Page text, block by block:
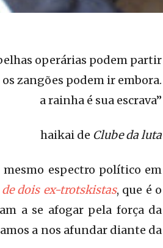
operárias podem partir
os zangões podem ir embora.
a rainha é sua escrava”
haikai de Clube da luta
espectro político em
dois ex-trotskistas, que é o
a se afogar pela força da
a nos afundar diante da